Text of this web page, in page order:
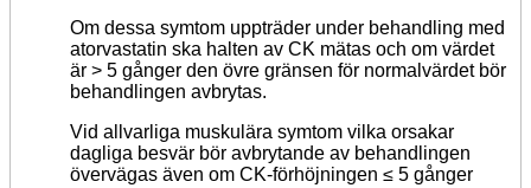
Om dessa symtom uppträder under behandling med
atorvastatin ska halten av CK mätas och om värdet
är > 5 gånger den övre gränsen för normalvärdet bör
behandlingen avbrytas.
Vid allvarliga muskulära symtom vilka orsakar
dagliga besvär bör avbrytande av behandlingen
övervägas även om CK-förhöjningen ≤ 5 gånger